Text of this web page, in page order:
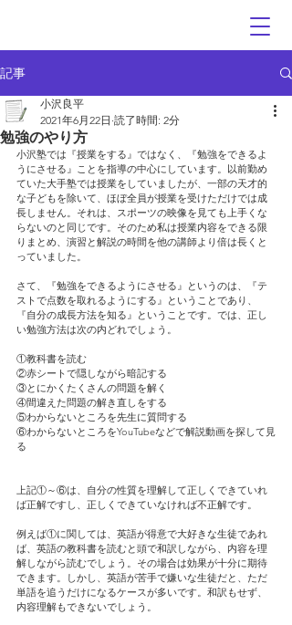
記事
勉強のやり方
小沢良平
2021年6月22日 読了時間: 2分
小沢塾では『授業をする』ではなく、『勉強をできるよ
うにさせる』ことを指導の中心にしています。以前勤め
ていた大手塾では授業をしていましたが、一部の天才的
な子どもを除いて、ほぼ全員が授業を受けただけでは成
長しません。それは、スポーツの映像を見ても上手くな
らないのと同じです。そのため私は授業内容をできる限
りまとめ、演習と解説の時間を他の講師より倍は長くと
っていました。
さて、『勉強をできるようにさせる』というのは、『テ
ストで点数を取れるようにする』ということであり、
『自分の成長方法を知る』ということです。では、正し
い勉強方法は次の内どれでしょう。
①教科書を読む
②赤シートで隠しながら暗記する
③とにかくたくさんの問題を解く
④間違えた問題の解き直しをする
⑤わからないところを先生に質問する
⑥わからないところをYouTubeなどで解説動画を探して見
る
上記①～⑥は、自分の性質を理解して正しくできていれ
ば正解ですし、正しくできていなければ不正解です。
例えば①に関しては、英語が得意で大好きな生徒であれ
ば、英語の教科書を読むと頭で和訳しながら、内容を理
解しながら読むでしょう。その場合は効果が十分に期待
できます。しかし、英語が苦手で嫌いな生徒だと、ただ
単語を追うだけになるケースが多いです。和訳もせず、
内容理解もできないでしょう。